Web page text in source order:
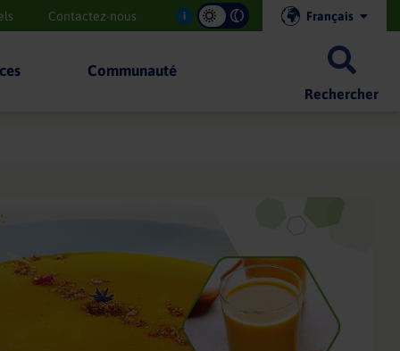
Contactez-nous i Français
Communauté
Rechercher